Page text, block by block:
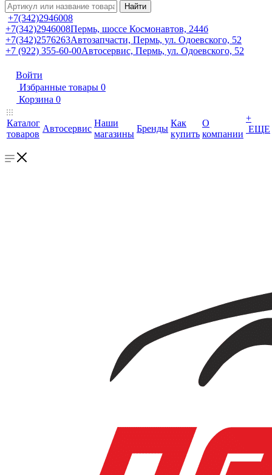
Найти
+7(342)2946008
+7(342)2946008Пермь, шоссе Космонавтов, 244б
+7(342)2576263Автозапчасти, Пермь, ул. Одоевского, 52
+7 (922) 355-60-00Автосервис, Пермь, ул. Одоевского, 52
Войти
Избранные товары 0
Корзина 0
Каталог
товаров
Автосервис
Наши
магазины
Бренды
Как
купить
О
компании
+
ЕЩЕ